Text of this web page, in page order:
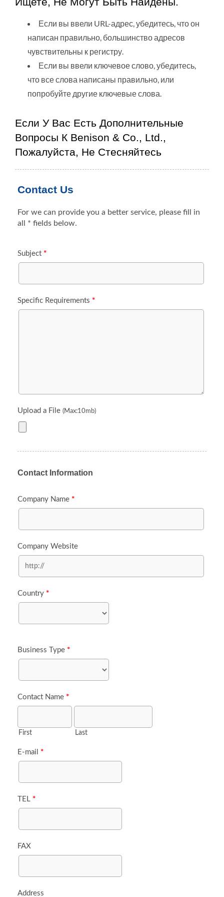
Если вы ввели URL-адрес, убедитесь, что он
написан правильно, большинство адресов
чувствительны к регистру.
Если вы ввели ключевое слово, убедитесь,
что все слова написаны правильно, или
попробуйте другие ключевые слова.
Если У Вас Есть Дополнительные
Вопросы К Benison & Co., Ltd.,
Пожалуйста, Не Стесняйтесь